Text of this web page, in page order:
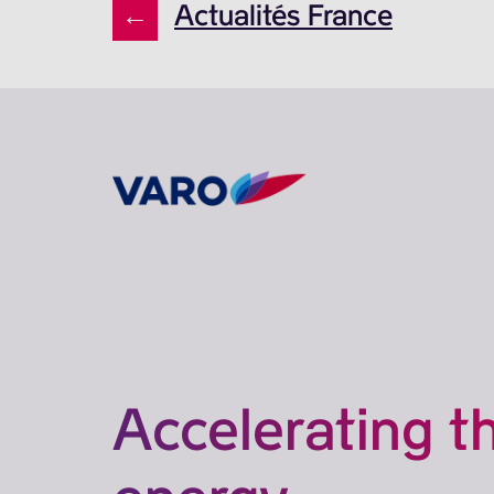
← Actualités France
Accelerating